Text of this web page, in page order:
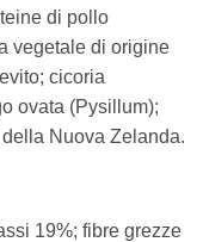
di pollo
vegetale di origine
cicoria
ovata (Pysillum);
Nuova Zelanda.
19%; fibre grezze